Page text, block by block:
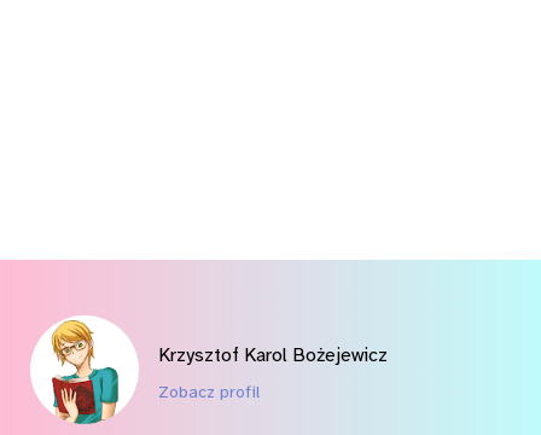
Krzysztof Karol Bożejewicz
Zobacz profil